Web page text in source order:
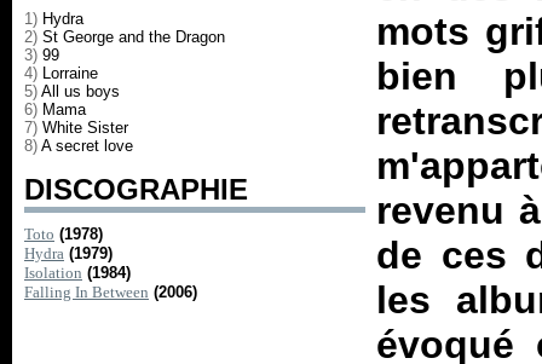
1) Hydra
2) St George and the Dragon
3) 99
4) Lorraine
5) All us boys
6) Mama
7) White Sister
8) A secret love
DISCOGRAPHIE
Toto (1978)
Hydra (1979)
Isolation (1984)
Falling In Between (2006)
mots
bien
revenu
de ces
les